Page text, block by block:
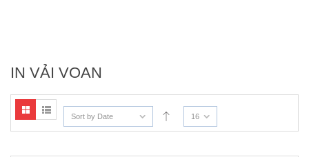
IN VẢI VOAN
Sort by Date 16